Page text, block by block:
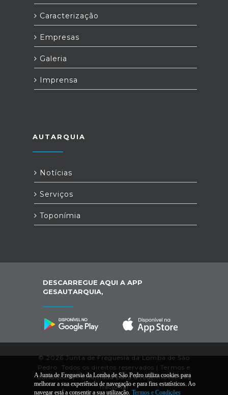
Caracterização
Empresas
Galeria
Imprensa
AUTARQUIA
Notícias
Serviços
Toponímia
DESCARREGUE AQUI A APP
GESAUTARQUIA,
© 2026 Junta de Freguesia da Lomba de São
Pedro. Todos os direitos reservados | Termos e
Condições|*Chamada para a rede/móvel fixa
nacional
A Junta de Freguesia da Lomba de São Pedro utiliza cookies para
melhorar a sua experiência de navegação e para fins estatísticos. Ao
navegar está a consentir a sua utilização. Termos e Condições